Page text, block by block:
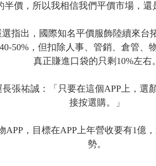
半價，所以我相信我們平價市場，還
指出，國際知名平價服飾陸續來台
50%，但扣除人事、管銷、倉管、
真正賺進口袋的只剩10%左右。
張祐誠：「只要在這個APP上，選
接按選購。」
APP，目標在APP上年營收要有1億
勢。